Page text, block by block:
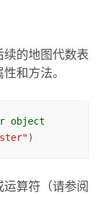
的地图代数表
和方法。
object
)
算符（请参阅